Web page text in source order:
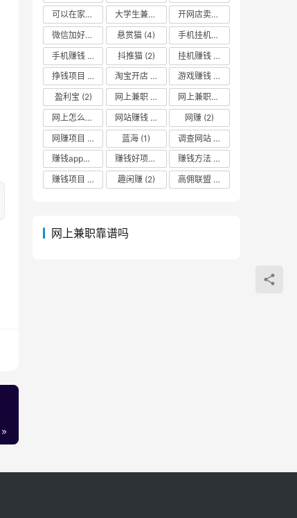
可以在家挣钱
大学生兼职 开网店卖什么最赚钱
微信加好友
悬赏猫 (4) 手机挂机赚钱
手机赚钱
抖推猫(2) 挂机赚钱
挣钱项目
淘宝开店 游戏赚钱
盈利宝 (2) 网上兼职 网上兼职赚钱日结
网上怎么赚零花钱
(2)
网站赚钱 网赚 (2)
网赚项目
蓝海 (1) 调查网站
赚钱app哪个最靠谱
(2) 赚钱好项目 赚钱方法
赚钱项目
趣闲赚(2) 高佣联盟
网上兼职靠谱吗